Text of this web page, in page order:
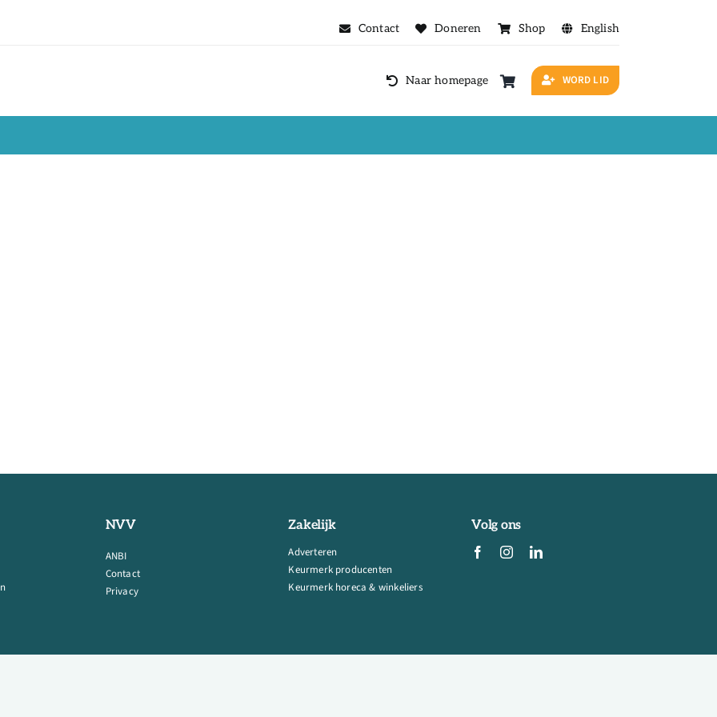
Contact Doneren Shop English
Naar homepage WORD LID
NVV
ANBI
Contact
Privacy
Zakelijk
Adverteren
Keurmerk producenten
Keurmerk horeca & winkeliers
Volg ons